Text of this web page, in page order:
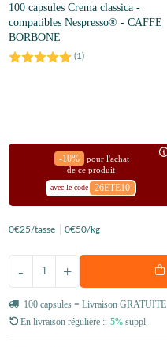
100 capsules Crema classica -
compatibles Nespresso® - CAFFE
BORBONE
(1)
-10%
pour l'achat
de ce produit
avec le code 26ETE10
0€25/tasse 0€50/kg
+
-
100 capsules = Livraison GRATUITE
En livraison régulière : -5% suppl.